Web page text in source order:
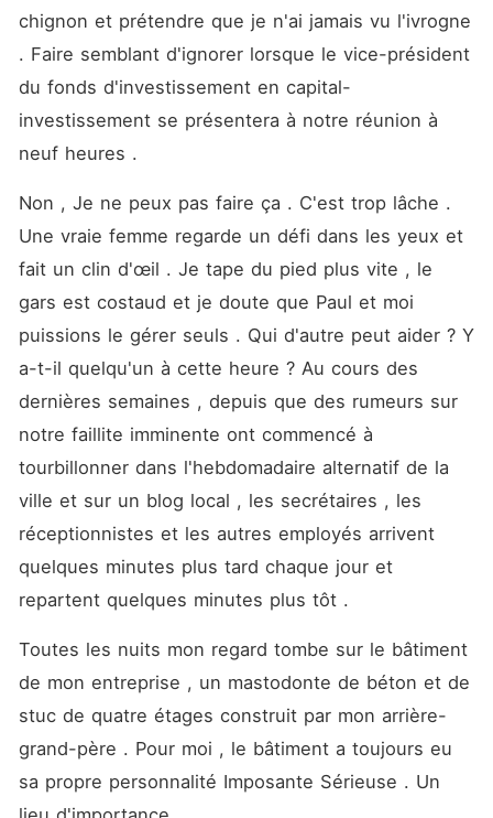
chignon et prétendre que je n'ai jamais vu l'ivrogne
. Faire semblant d'ignorer lorsque le vice-président
du fonds d'investissement en capital-
investissement se présentera à notre réunion à
neuf heures .
Non , Je ne peux pas faire ça . C'est trop lâche .
Une vraie femme regarde un défi dans les yeux et
fait un clin d'œil . Je tape du pied plus vite , le
gars est costaud et je doute que Paul et moi
puissions le gérer seuls . Qui d'autre peut aider ? Y
a-t-il quelqu'un à cette heure ? Au cours des
dernières semaines , depuis que des rumeurs sur
notre faillite imminente ont commencé à
tourbillonner dans l'hebdomadaire alternatif de la
ville et sur un blog local , les secrétaires , les
réceptionnistes et les autres employés arrivent
quelques minutes plus tard chaque jour et
repartent quelques minutes plus tôt .
Toutes les nuits mon regard tombe sur le bâtiment
de mon entreprise , un mastodonte de béton et de
stuc de quatre étages construit par mon arrière-
grand-père . Pour moi , le bâtiment a toujours eu
sa propre personnalité Imposante Sérieuse . Un